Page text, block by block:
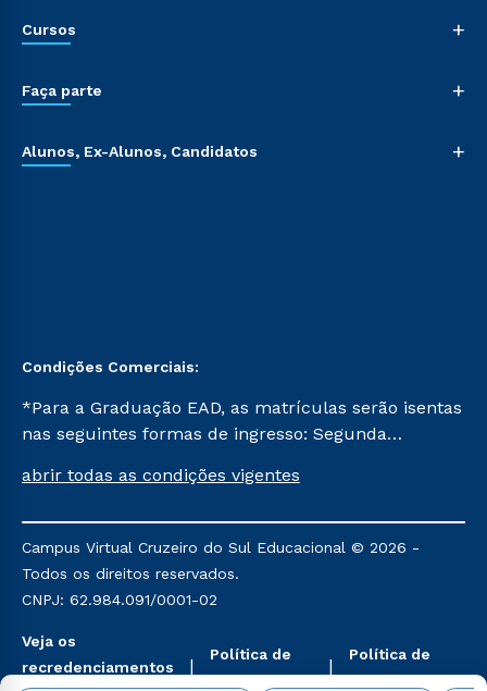
Cursos +
Faça parte +
Alunos, Ex-Alunos, Candidatos +
Condições Comerciais:
*Para a Graduação EAD, as matrículas serão isentas
nas seguintes formas de ingresso: Segunda
Já para as demais, a taxa de matrícula será de R$
mencionadas são referentes aos cursos: Ensino
Religioso, Geografia para a Docência e Metodologia
do Ensino de História: Questões Atuais.
abrir todas as condições vigentes
Campus Virtual Cruzeiro do Sul Educacional © 2026 -
Todos os direitos reservados.
CNPJ: 62.984.091/0001-02
Veja os
recredenciamentos
Política de
Privacidade
Política de
Cookies